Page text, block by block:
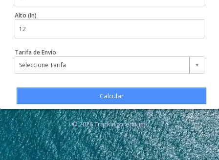
Alto (In)
Tarifa de Envío
Seleccione Tarifa
Calcular
© 2026 Trackingpremium